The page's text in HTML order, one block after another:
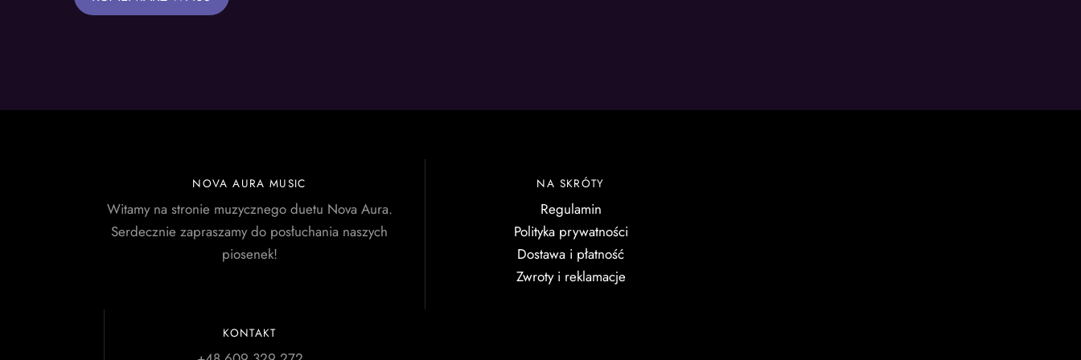
NOVA AURA MUSIC
Witamy na stronie muzycznego duetu Nova Aura.
Serdecznie zapraszamy do posłuchania naszych
piosenek!
NA SKRÓTY
Regulamin
Polityka prywatności
Dostawa i płatność
Zwroty i reklamacje
KONTAKT